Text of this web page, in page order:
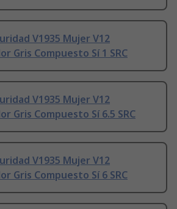
V1935 Mujer V12
Gris Compuesto Sí 1 SRC
V1935 Mujer V12
Gris Compuesto Sí 6.5 SRC
V1935 Mujer V12
Gris Compuesto Sí 6 SRC